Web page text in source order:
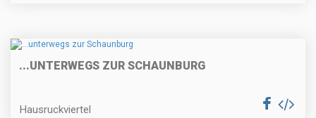
...UNTERWEGS ZUR SCHAUNBURG
Hausruckviertel